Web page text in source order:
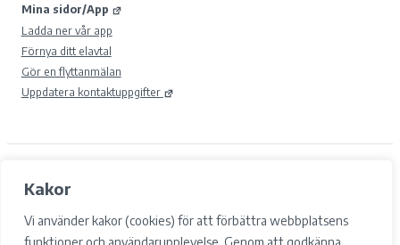
Kakor
Vi använder kakor (cookies) för att förbättra webbplatsens
funktioner och användarupplevelse. Genom att godkänna
Mina sidor/App
Ladda ner vår app
Förnya ditt elavtal
Gör en flyttanmälan
Uppdatera kontaktuppgifter
Samtyckesval
Integritetspolicy och GDPR
Tillgänglighet